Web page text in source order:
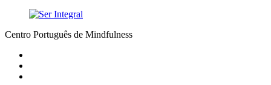
Centro Português de Mindfulness